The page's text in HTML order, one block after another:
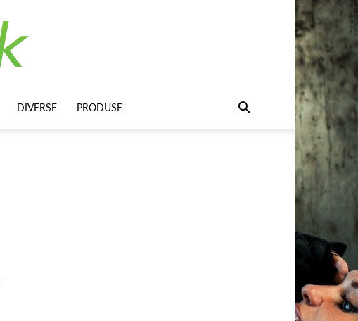
DIVERSE PRODUSE